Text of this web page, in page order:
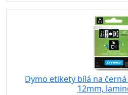
Dymo etikety bílá na černá
12mm,